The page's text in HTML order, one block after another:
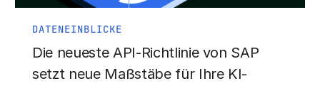
DATENEINBLICKE
Die neueste API-Richtlinie von SAP
setzt neue Maßstäbe für Ihre KI-